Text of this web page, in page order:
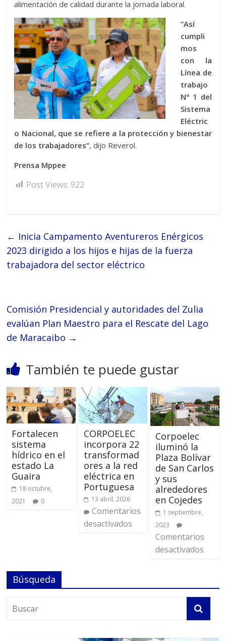
alimentación de calidad durante la jornada laboral.
“Así
cumpli
mos
con la
Línea de
trabajo
N° 1 del
Sistema
Eléctric
o Nacional, que se refiere a la protección y bienestar
de los trabajadores”, dijo Reverol.
Prensa Mppee
Post Views: 922
← Inicia Campamento Aventureros Enérgicos
2023 dirigido a los hijos e hijas de la fuerza
trabajadora del sector eléctrico
Comisión Presidencial y autoridades del Zulia
evalúan Plan Maestro para el Rescate del Lago
de Maracaibo →
También te puede gustar
Fortalecen
sistema
hídrico en el
estado La
Guaira
18 octubre,
2021
0
CORPOELEC
incorpora 22
transformad
ores a la red
eléctrica en
Portuguesa
13 abril, 2026
Comentarios
desactivados
Corpoelec
iluminó la
Plaza Bolívar
de San Carlos
y sus
alrededores
en Cojedes
1 septiembre,
2023
Comentarios
desactivados
Búsqueda